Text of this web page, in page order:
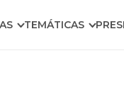
TEMÁTICAS